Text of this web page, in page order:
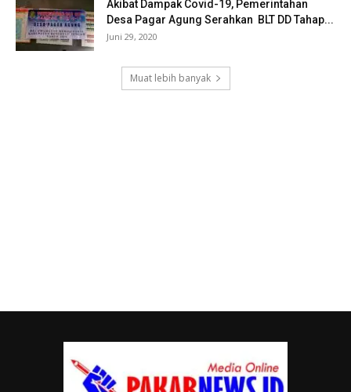
Akibat Dampak Covid-19, Pemerintahan
Desa Pagar Agung Serahkan BLT DD Tahap...
Juni 29, 2020
Muat lebih banyak